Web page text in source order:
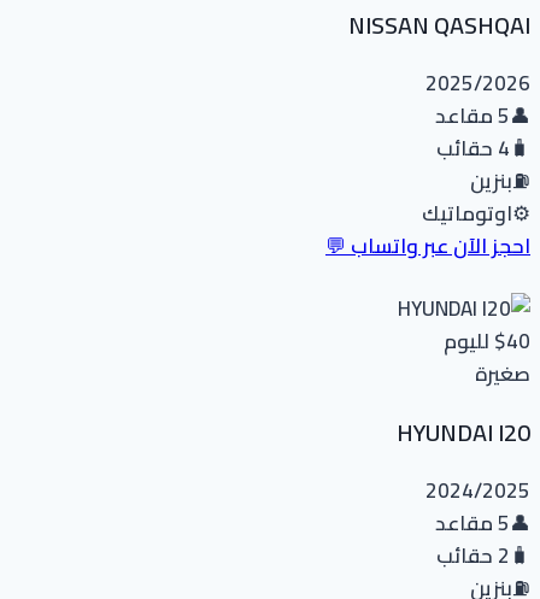
NISSAN QASHQAI
2025/2026
👤5 مقاعد
🧳4 حقائب
⛽بنزين
⚙️اوتوماتيك
احجز الآن عبر واتساب 💬
$40لليوم
صغيرة
HYUNDAI I20
2024/2025
👤5 مقاعد
🧳2 حقائب
⛽بنزين